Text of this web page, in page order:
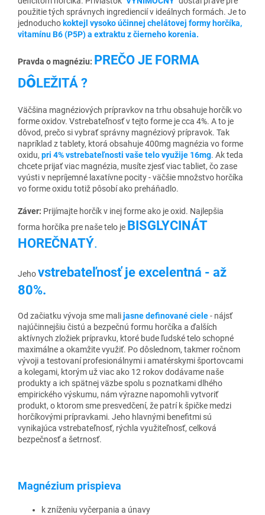
použitie tých správnych ingrediencií v ideálnych formách. Je to
jednoducho koktejl vysoko účinnej chelátovej formy horčíka,
vitamínu B6 (P5P) a extraktu z čierneho korenia.
Pravda o magnéziu: PREČO JE FORMA
DôLEŽITÁ ?
Väčšina magnéziových prípravkov na trhu obsahuje horčík vo
forme oxidov. Vstrebateľnosť v tejto forme je cca 4%. A to je
dôvod, prečo si vybrať správny magnéziový prípravok. Tak
napríklad z tablety, ktorá obsahuje 400mg magnézia vo forme
oxidu, pri 4% vstrebateľnosti vaše telo využije 16mg. Ak teda
chcete prijať viac magnézia, musíte zjesť viac tabliet, čo zase
vyústi v nepríjemné laxatívne pocity - väčšie množstvo horčíka
vo forme oxidu totiž pôsobí ako preháňadlo.
Záver: Prijímajte horčík v inej forme ako je oxid. Najlepšia
forma horčíka pre naše telo je BISGLYCINÁT
HOREČNATÝ.
Jehovstrebateľnosť je excelentná - až
80%.
Od začiatku vývoja sme malijasne definované ciele- nájsť
najúčinnejšiu čistú a bezpečnú formu horčíka a ďalších
aktívnych zložiek prípravku, ktoré bude ľudské telo schopné
maximálne a okamžite využiť. Po dôslednom, takmer ročnom
vývoji a testovaní profesionálnymi i amatérskymi športovcami
a kolegami, ktorým už viac ako 12 rokov dodávame naše
produkty a ich spätnej väzbe spolu s poznatkami dlhého
empirického výskumu, nám výrazne napomohli vytvoriť
produkt, o ktorom sme presvedčení, že patrí k špičke medzi
horčíkovými prípravkami. Jeho hlavnými benefitmi sú
vynikajúca vstrebateľnosť, rýchla využiteľnosť, celková
bezpečnosť a šetrnosť.
Magnézium prispieva
k zníženiu vyčerpania a únavy